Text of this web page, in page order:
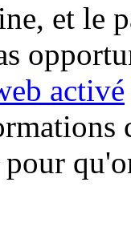
et le
activé